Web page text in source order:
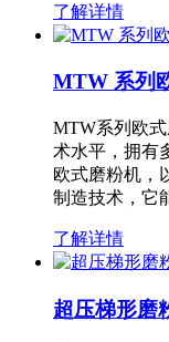
了解详情
MTW 系列
MTW系列欧
术水平，拥有
欧式磨粉机，
制造技术，它
了解详情
超压梯形磨